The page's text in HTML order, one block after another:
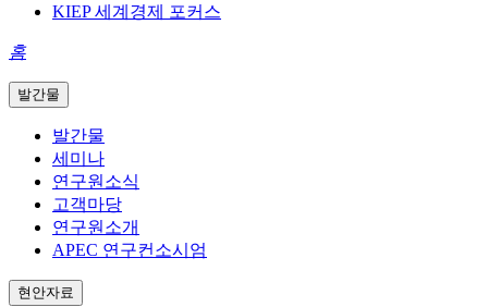
KIEP 세계경제 포커스
홈
발간물
발간물
세미나
연구원소식
고객마당
연구원소개
APEC 연구컨소시엄
현안자료